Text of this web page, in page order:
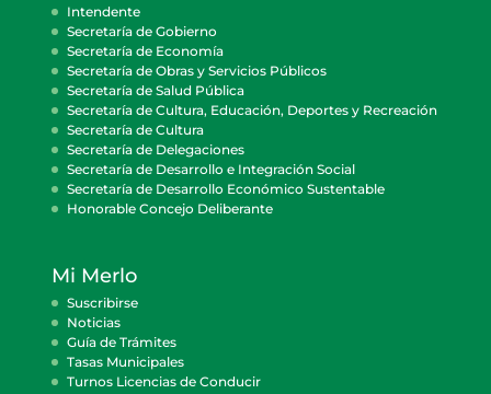
Intendente
Secretaría de Gobierno
Secretaría de Economía
Secretaría de Obras y Servicios Públicos
Secretaría de Salud Pública
Secretaría de Cultura, Educación, Deportes y Recreación
Secretaría de Cultura
Secretaría de Delegaciones
Secretaría de Desarrollo e Integración Social
Secretaría de Desarrollo Económico Sustentable
Honorable Concejo Deliberante
Mi Merlo
Suscribirse
Noticias
Guía de Trámites
Tasas Municipales
Turnos Licencias de Conducir